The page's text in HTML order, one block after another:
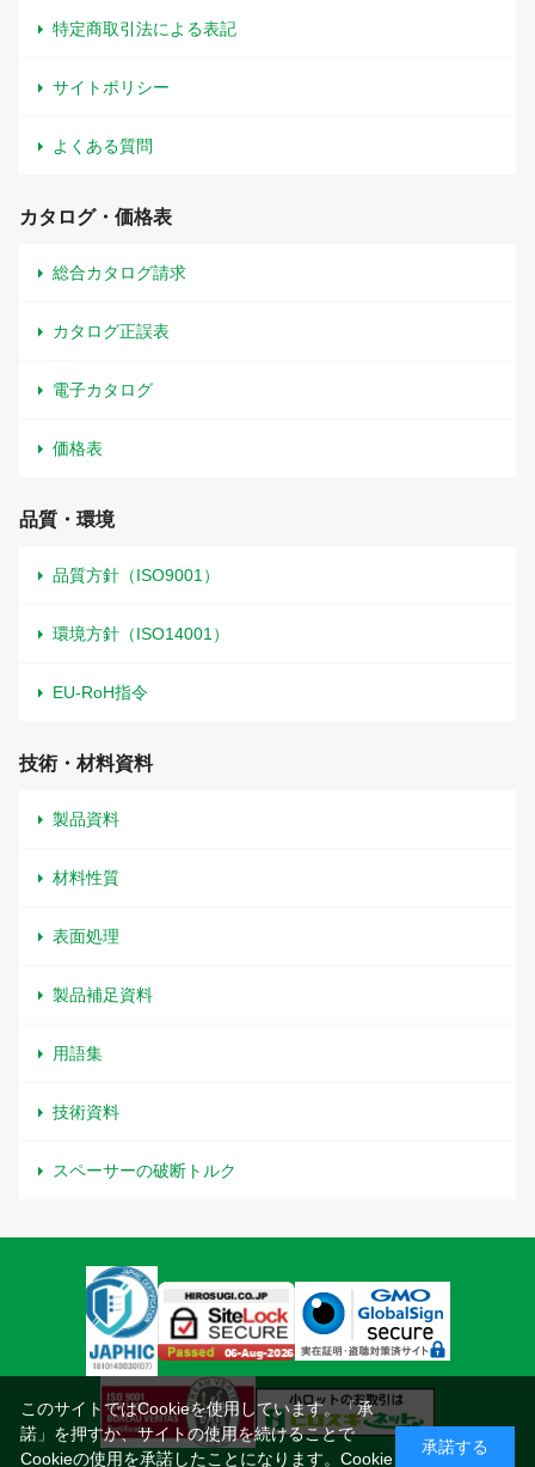
特定商取引法による表記
サイトポリシー
よくある質問
カタログ・価格表
総合カタログ請求
カタログ正誤表
電子カタログ
価格表
品質・環境
品質方針（ISO9001）
環境方針（ISO14001）
EU-RoH指令
技術・材料資料
製品資料
材料性質
表面処理
製品補足資料
用語集
技術資料
スペーサーの破断トルク
このサイトではCookieを使用しています。「承
諾」を押すか、サイトの使用を続けることで
Cookieの使用を承諾したことになります。 Cookie
承諾する